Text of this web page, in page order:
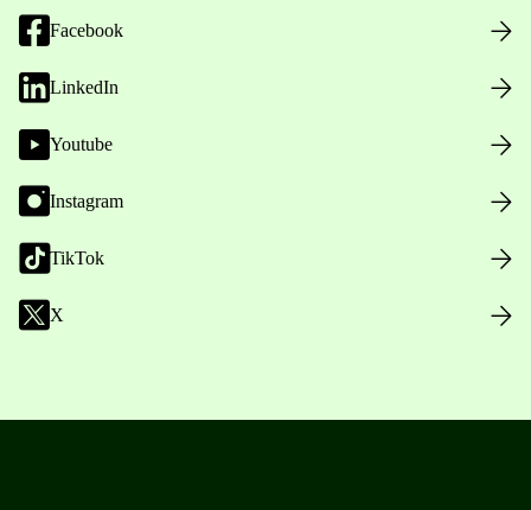
Facebook
LinkedIn
Youtube
Instagram
TikTok
X